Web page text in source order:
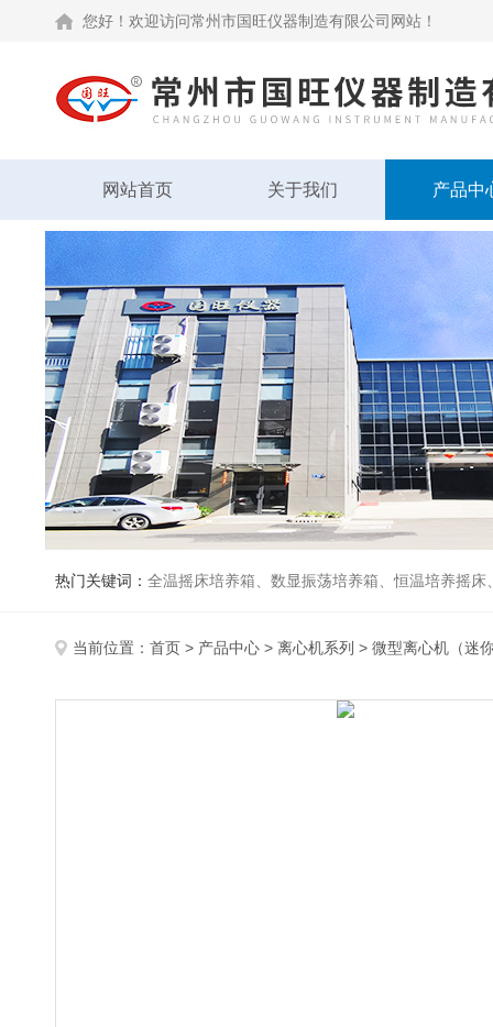
您好！欢迎访问常州市国旺仪器制造有限公司网站！
网站首页 关于我们 产品中
热门关键词： 全温摇床培养箱、数显振荡培养箱、恒温培养摇
当前位置： 首页 > 产品中心 > 离心机系列 > 微型离心机（迷